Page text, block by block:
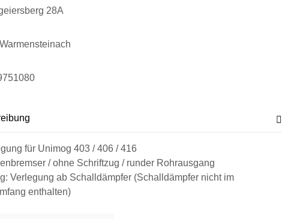
28A
für Unimog 403 / 406 / 416
/ ohne Schriftzug / runder Rohrausgang
Verlegung ab Schalldämpfer (Schalldämpfer nicht im
enthalten)